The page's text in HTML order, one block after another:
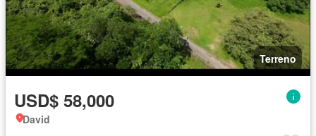
Terreno
USD$ 58,000
David